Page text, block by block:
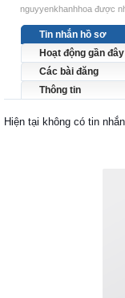
nguyyenkhanhhoa được
Tin nhắn hồ sơ
Hoạt động gần đây
Các bài đăng
Thông tin
Hiện tại không có tin